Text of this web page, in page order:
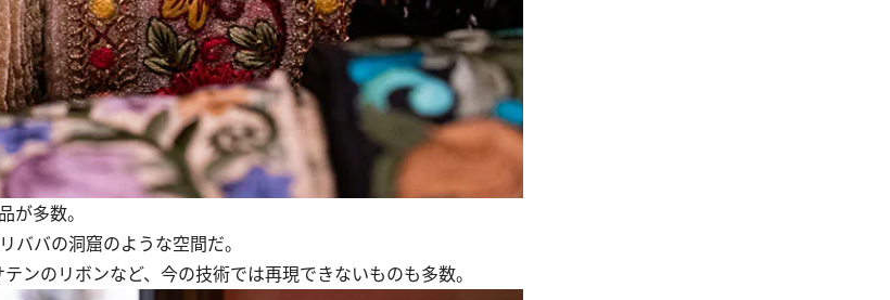
が多数。
バの洞窟のような空間だ。
のリボンなど、今の技術では再現できないものも多数。